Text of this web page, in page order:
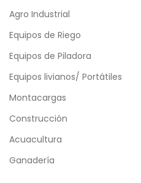
Agro Industrial
Equipos de Riego
Equipos de Piladora
Equipos livianos/ Portátiles
Montacargas
Construcción
Acuacultura
Ganadería